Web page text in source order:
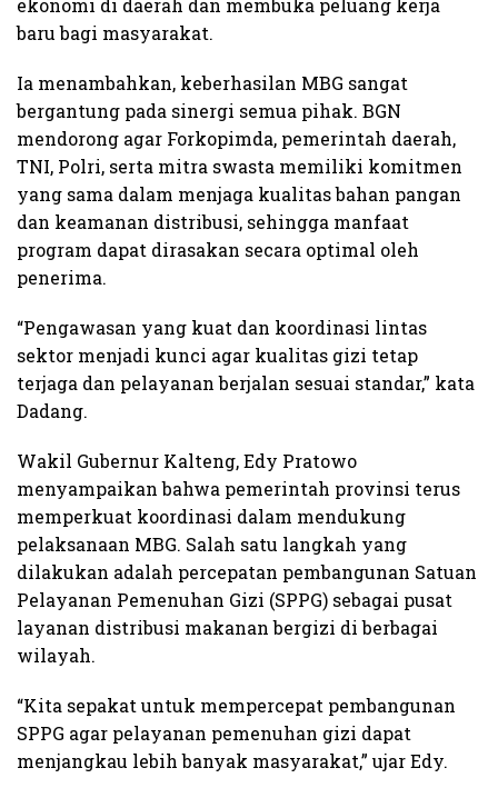
ekonomi di daerah dan membuka peluang kerja
baru bagi masyarakat.
Ia menambahkan, keberhasilan MBG sangat
bergantung pada sinergi semua pihak. BGN
mendorong agar Forkopimda, pemerintah daerah,
TNI, Polri, serta mitra swasta memiliki komitmen
yang sama dalam menjaga kualitas bahan pangan
dan keamanan distribusi, sehingga manfaat
program dapat dirasakan secara optimal oleh
penerima.
“Pengawasan yang kuat dan koordinasi lintas
sektor menjadi kunci agar kualitas gizi tetap
terjaga dan pelayanan berjalan sesuai standar,” kata
Dadang.
Wakil Gubernur Kalteng, Edy Pratowo
menyampaikan bahwa pemerintah provinsi terus
memperkuat koordinasi dalam mendukung
pelaksanaan MBG. Salah satu langkah yang
dilakukan adalah percepatan pembangunan Satuan
Pelayanan Pemenuhan Gizi (SPPG) sebagai pusat
layanan distribusi makanan bergizi di berbagai
wilayah.
“Kita sepakat untuk mempercepat pembangunan
SPPG agar pelayanan pemenuhan gizi dapat
menjangkau lebih banyak masyarakat,” ujar Edy.